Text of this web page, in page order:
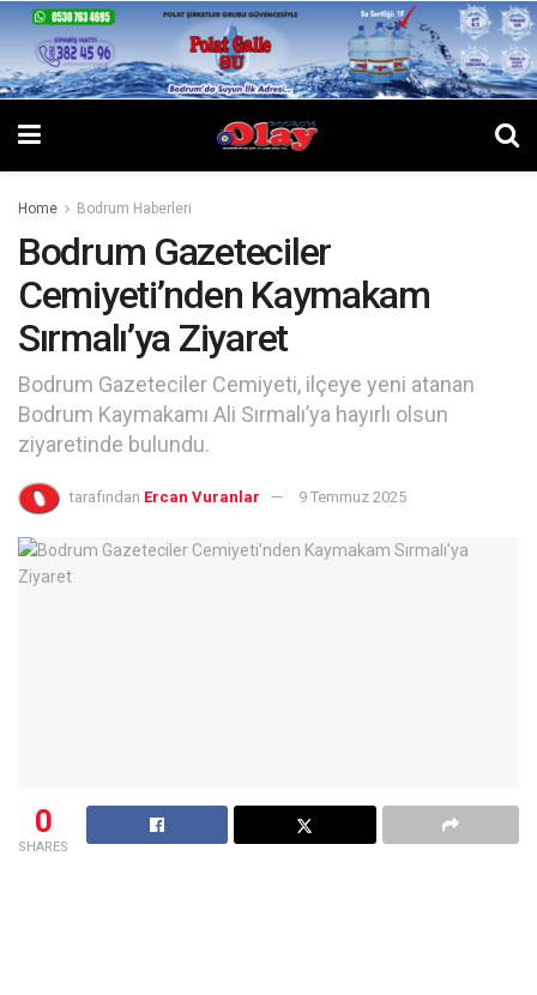
Home Bodrum Haberleri
Bodrum Gazeteciler
Cemiyeti’nden Kaymakam
Sırmalı’ya Ziyaret
Bodrum Gazeteciler Cemiyeti, ilçeye yeni atanan
Bodrum Kaymakamı Ali Sırmalı’ya hayırlı olsun
ziyaretinde bulundu.
tarafından Ercan Vuranlar 9 Temmuz 2025
0
SHARES